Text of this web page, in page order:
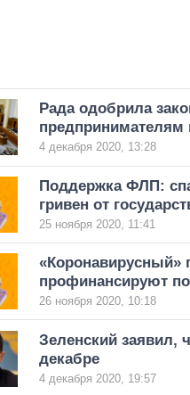
Рада одобрила
предпринимателям
4 декабря 2020, 13:28
Поддержка ФЛП:
гривен от
25 ноября 2020, 11:41
«Коронавирусный»
профинансируют
26 ноября 2020, 10:18
Зеленский заявил,
декабре
4 декабря 2020, 19:57